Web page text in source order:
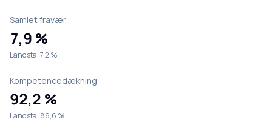
Samlet fravær
7,9 %
Landstal 7,2 %
Kompetencedækning
92,2 %
Landstal 86,6 %